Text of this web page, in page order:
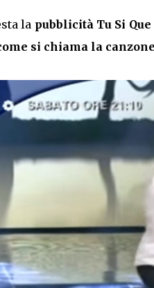
la pubblicità Tu Si
si chiama la